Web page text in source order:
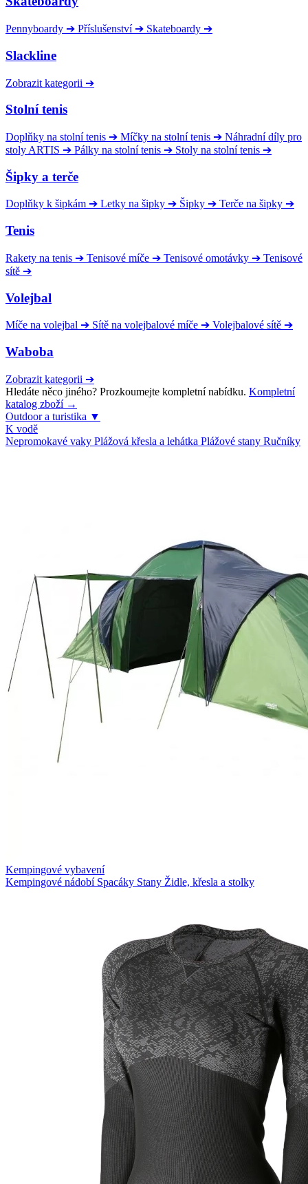
Pennyboardy ➔ Příslušenství ➔ Skateboardy ➔
Slackline
Zobrazit kategorii ➔
Stolní tenis
Doplňky na stolní tenis ➔ Míčky na stolní tenis ➔ Náhradní díly pro
stoly ARTIS ➔ Pálky na stolní tenis ➔ Stoly na stolní tenis ➔
Šipky a terče
Doplňky k šipkám ➔ Letky na šipky ➔ Šipky ➔ Terče na šipky ➔
Tenis
Rakety na tenis ➔ Tenisové míče ➔ Tenisové omotávky ➔ Tenisové
sítě ➔
Volejbal
Míče na volejbal ➔ Sítě na volejbalové míče ➔ Volejbalové sítě ➔
Waboba
Zobrazit kategorii ➔
Hledáte něco jiného? Prozkoumejte kompletní nabídku. Kompletní
katalog zboží →
Outdoor a turistika ▼
K vodě
Nepromokavé vaky Plážová křesla a lehátka Plážové stany Ručníky
Kempingové vybavení
Kempingové nádobí Spacáky Stany Židle, křesla a stolky